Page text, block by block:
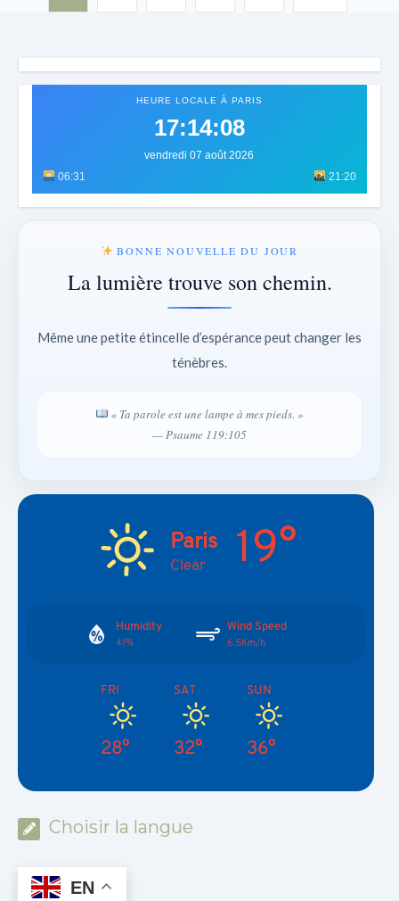
HEURE LOCALE À PARIS
17:14:12
vendredi 07 août 2026
06:31
21:20
BONNE NOUVELLE DU JOUR
La lumière trouve son chemin.
Même une petite étincelle d’espérance peut changer les
ténèbres.
« Ta parole est une lampe à mes pieds. »
— Psaume 119:105
Paris
Clear 19°
Humidity
41%
Wind Speed
6.5Km/h
FRI
28°
SAT
32°
SUN
36°
Choisir la langue
EN